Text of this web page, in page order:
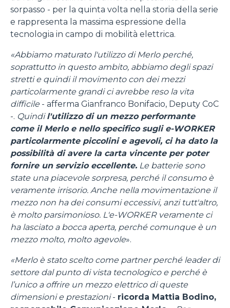
sorpasso - per la quinta volta nella storia della serie
e rappresenta la massima espressione della
tecnologia in campo di mobilità elettrica.
«Abbiamo maturato l'utilizzo di Merlo perché,
soprattutto in questo ambito, abbiamo degli spazi
stretti e quindi il movimento con dei mezzi
particolarmente grandi ci avrebbe reso la vita
difficile - afferma Gianfranco Bonifacio, Deputy CoC
-. Quindil'utilizzo di un mezzo performante
come il Merlo e nello specifico sugli e-WORKER
particolarmente piccolini e agevoli, ci ha dato la
possibilità di avere la carta vincente per poter
fornire un servizio eccellente. Le batterie sono
state una piacevole sorpresa, perché il consumo è
veramente irrisorio. Anche nella movimentazione il
mezzo non ha dei consumi eccessivi, anzi tutt'altro,
è molto parsimonioso. L'e-WORKER veramente ci
ha lasciato a bocca aperta, perché comunque è un
mezzo molto, molto agevole».
«Merlo è stato scelto come partner perché leader di
settore dal punto di vista tecnologico e perché è
l’unico a offrire un mezzo elettrico di queste
dimensioni e prestazioni- ricorda Mattia Bodino,